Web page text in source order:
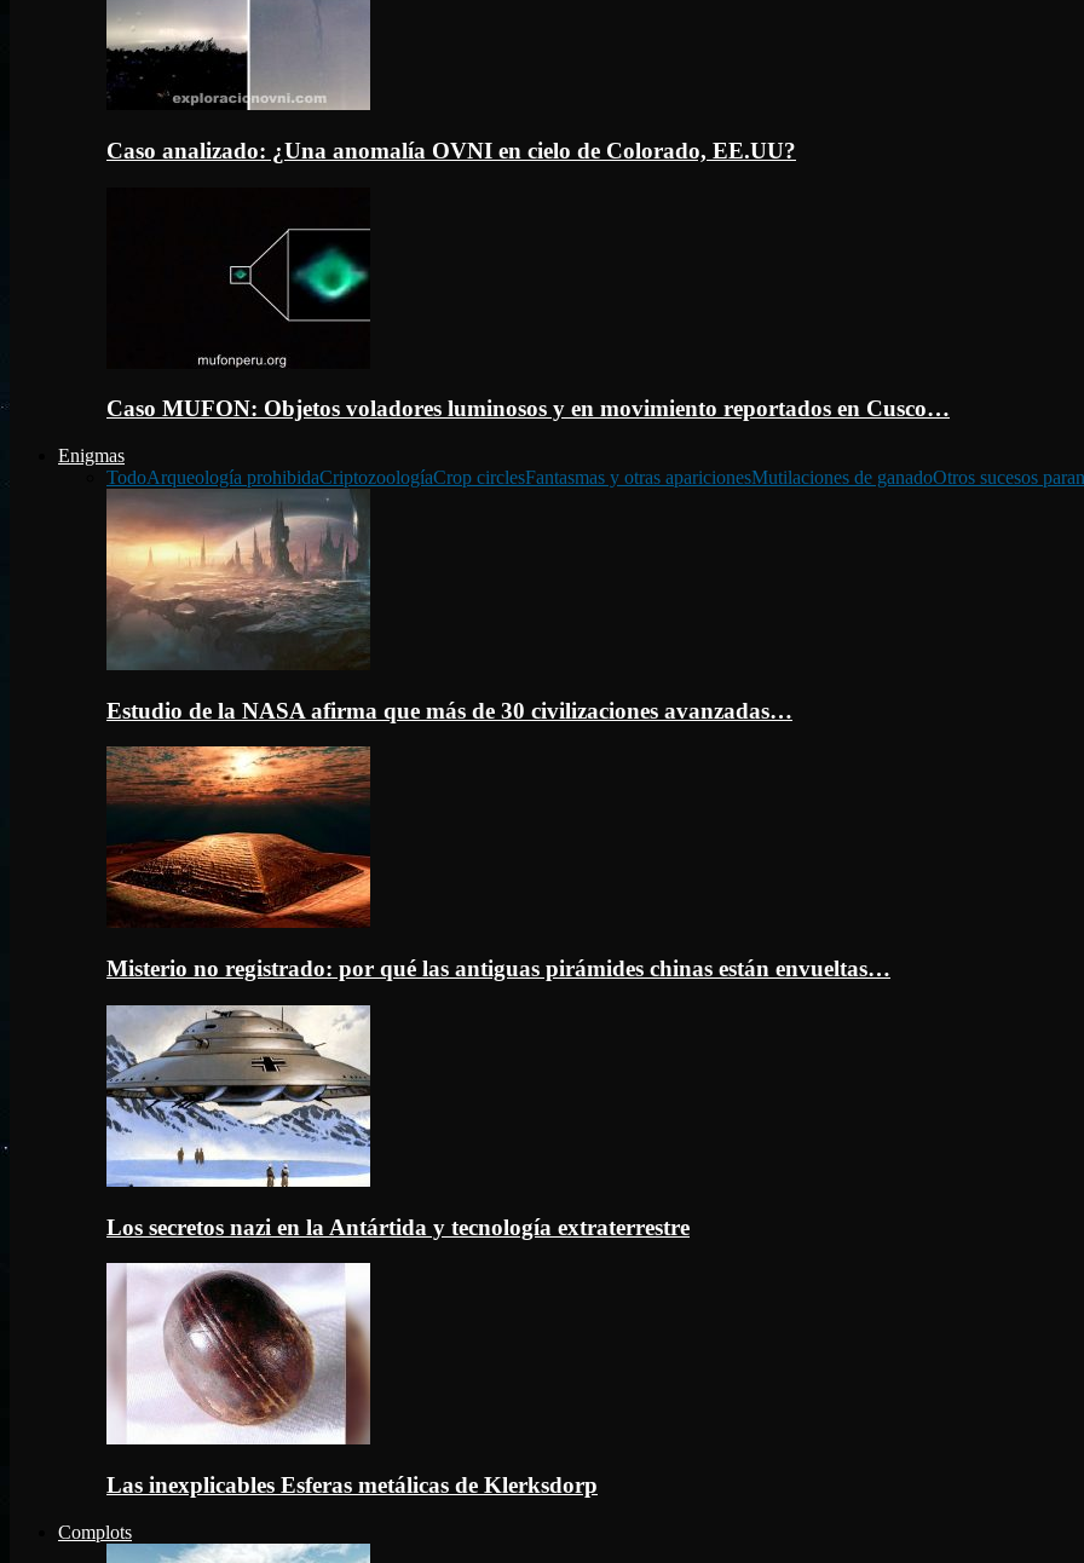
Caso analizado: ¿Una anomalía OVNI en cielo de Colorado, EE.UU?
Caso MUFON: Objetos voladores luminosos y en movimiento reportados en Cusco…
Enigmas
TodoArqueología prohibidaCriptozoologíaCrop circlesFantasmas y otras aparicionesMutilaciones de ganadoOtros sucesos
Estudio de la NASA afirma que más de 30 civilizaciones avanzadas…
Misterio no registrado: por qué las antiguas pirámides chinas están envueltas…
Los secretos nazi en la Antártida y tecnología extraterrestre
Las inexplicables Esferas metálicas de Klerksdorp
Complots